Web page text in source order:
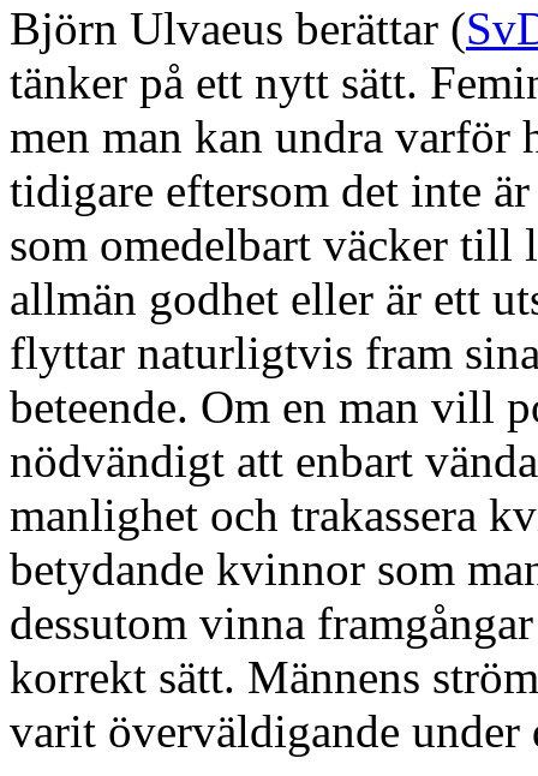
Björn Ulvaeus berättar (
tänker på ett nytt sätt.
men man kan undra varför
tidigare eftersom det inte
som omedelbart väcker
allmän godhet eller är ett
flyttar naturligtvis fram
beteende. Om en man vill
nödvändigt att enbart
manlighet och trakassera
betydande kvinnor som
dessutom vinna
korrekt sätt. Männens
varit överväldigande under